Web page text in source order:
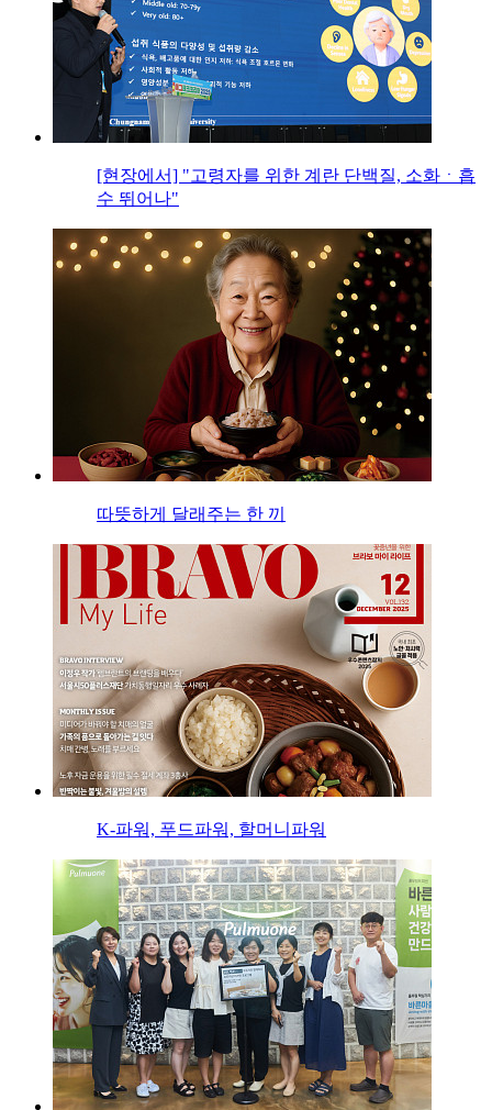
[현장에서] "고령자를 위한 계란 단백질, 소화ㆍ흡
수 뛰어나"
따뜻하게 달래주는 한 끼
K-파워, 푸드파워, 할머니파워